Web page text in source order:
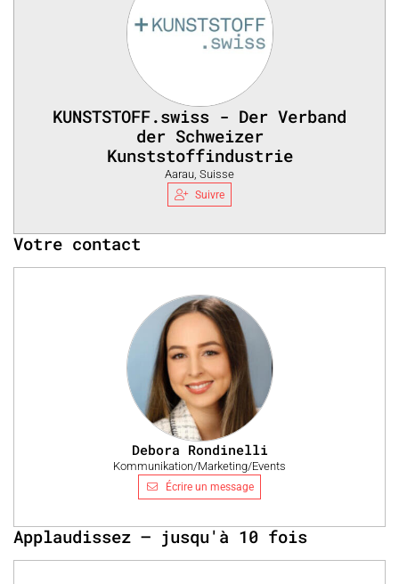
KUNSTSTOFF.swiss - Der Verband
der Schweizer
Kunststoffindustrie
Aarau, Suisse
Suivre
Votre contact
Debora Rondinelli
Kommunikation/Marketing/Events
Écrire un message
Applaudissez – jusqu'à 10 fois